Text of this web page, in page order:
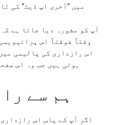
میں "آخری اپ ڈیٹ" کی
آپ کو مشورہ دیا جاتا ہے
وقتاً فوقتاً اس
اس رازداری کی پالیسی
ہوتی ہیں جب وہ اس
ہم سے
اگر آپ کے پاس اس